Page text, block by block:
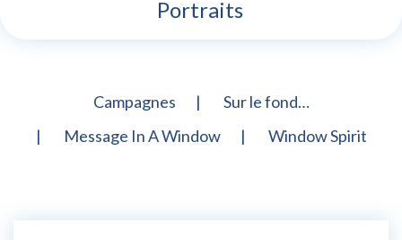
Portraits
Campagnes
Sur le fond…
Message In A Window
Window Spirit